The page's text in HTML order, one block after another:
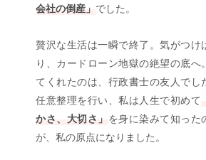
会社の倒産」 でした。
贅沢な生活は一瞬で終了。気がつけ
り、カードローン地獄の絶望の底へ
てくれたのは、行政書士の友人でし
任意整理を行い、私は人生で初めて
かさ、大切さ」 を身に染みて知った
が、私の原点になりました。